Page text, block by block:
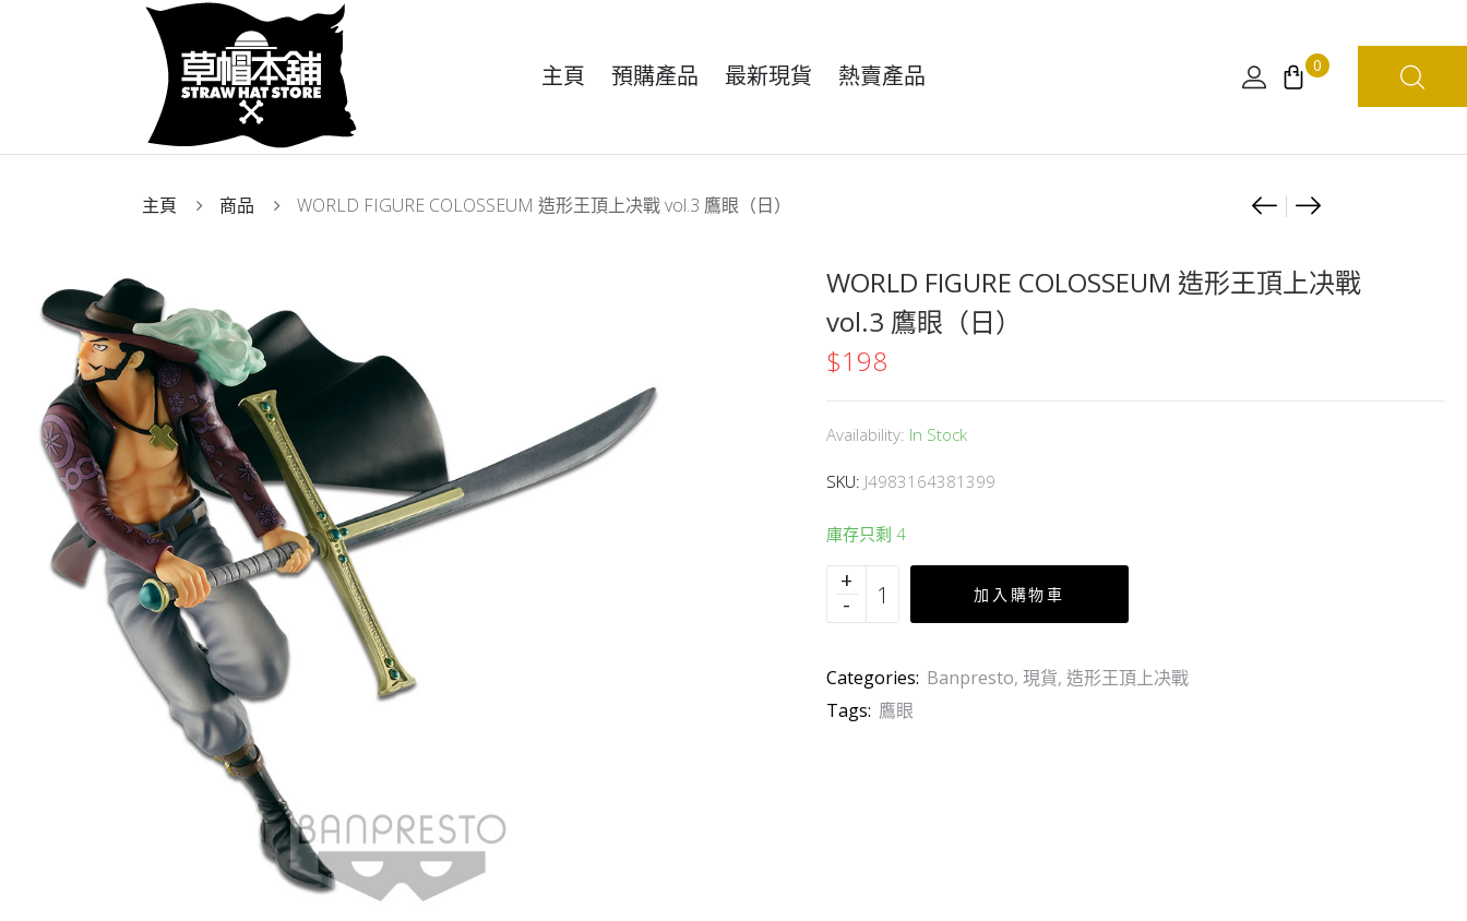
主頁 預購產品 最新現貨 熱賣產品 0
主頁 商品 WORLD FIGURE COLOSSEUM 造形王頂上决戰 vol.3 鷹眼（日）
Product
Sculture
造
形
海
王
DXF
WORLD FIGURE COLOSSEUM 造形王頂上决戰
vol.3 鷹眼（日）
$198
Availability: In Stock
SKU: J4983164381399
庫存只剩 4
加入購物車
Categories: Banpresto, 現貨, 造形王頂上决戰
Tags: 鷹眼